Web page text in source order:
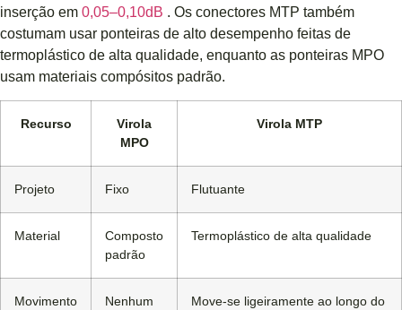
inserção em 0,05–0,10dB . Os conectores MTP também
costumam usar ponteiras de alto desempenho feitas de
termoplástico de alta qualidade, enquanto as ponteiras MPO
usam materiais compósitos padrão.
Recurso
Virola
MPO
Virola MTP
Projeto Fixo Flutuante
Material
Composto
padrão
Termoplástico de alta qualidade
Movimento Nenhum
Move-se ligeiramente ao longo do